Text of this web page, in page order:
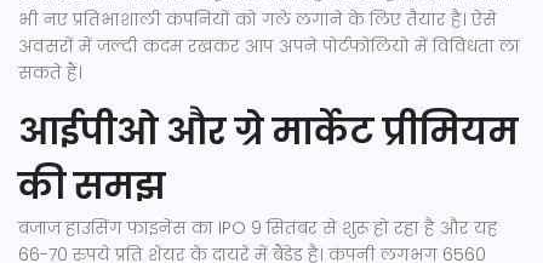
भी नए प्रतिभाशाली कंपनियों को गले लगाने के लिए तैयार है। ऐसे
अवसरों में जल्दी कदम रखकर आप अपने पोर्टफोलियो में विविधता ला
सकते हैं।
आईपीओ और ग्रे मार्केट प्रीमियम
की समझ
बजाज हाउसिंग फाइनेंस का IPO 9 सितंबर से शुरू हो रहा है और यह
66-70 रुपये प्रति शेयर के दायरे में बैंडेड है। कंपनी लगभग 6560